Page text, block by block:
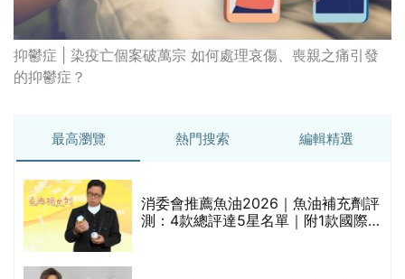
抑鬱症 | 染疫亡個案破萬宗 如何處理哀傷、喪親之痛引發
的抑鬱症？
最高瀏覽 熱門搜索 編輯精選
消委會推薦魚油2026｜魚油補充劑評
測：4款總評達5星名單｜附1款國際